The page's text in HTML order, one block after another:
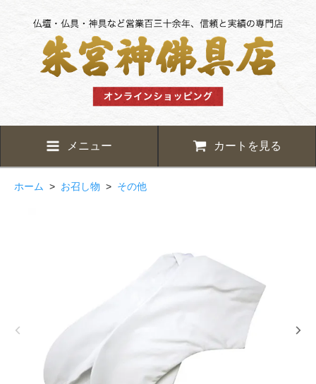
メニュー カートを見る
ホーム > お召し物 > その他